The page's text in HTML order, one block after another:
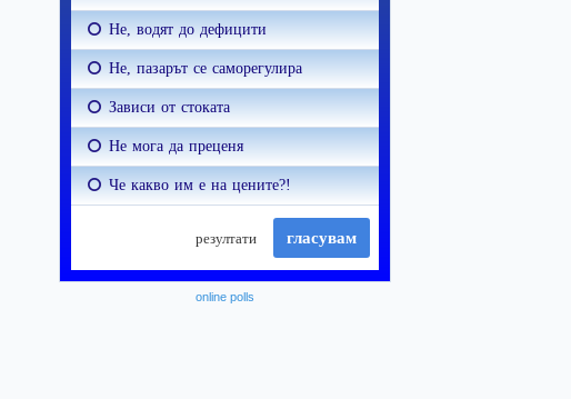
online polls